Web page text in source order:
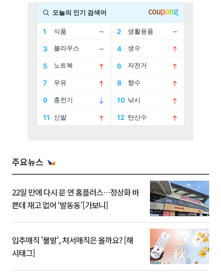
주요뉴스
22일 만에 다시 문 연 홈플러스…정상화 바
쁜데 재고 없어 ‘발동동’[가보니]
입추매직 '불발', 처서매직은 올까요? [해
시태그]